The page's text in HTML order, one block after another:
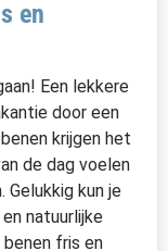
en
Een lekkere
door een
krijgen het
de dag voelen
Gelukkig kun je
natuurlijke
fris en